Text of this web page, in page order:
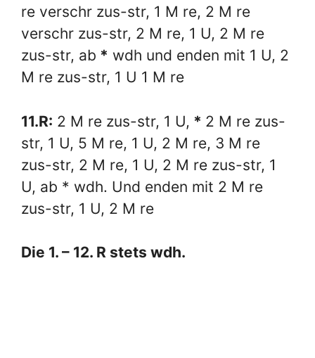
re verschr zus-str, 1 M re, 2 M re
verschr zus-str, 2 M re, 1 U, 2 M re
zus-str, ab * wdh und enden mit 1 U, 2
M re zus-str, 1 U 1 M re
11.R: 2 M re zus-str, 1 U, * 2 M re zus-
str, 1 U, 5 M re, 1 U, 2 M re, 3 M re
zus-str, 2 M re, 1 U, 2 M re zus-str, 1
U, ab * wdh. Und enden mit 2 M re
zus-str, 1 U, 2 M re
Die 1. – 12. R stets wdh.